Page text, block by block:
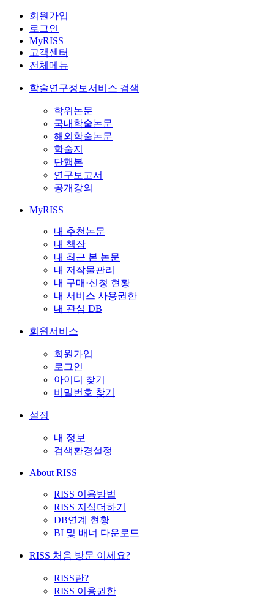
회원가입
로그인
MyRISS
고객센터
전체메뉴
학술연구정보서비스 검색
학위논문
국내학술논문
해외학술논문
학술지
단행본
연구보고서
공개강의
MyRISS
내 추천논문
내 책장
내 최근 본 논문
내 저작물관리
내 구매·신청 현황
내 서비스 사용권한
내 관심 DB
회원서비스
회원가입
로그인
아이디 찾기
비밀번호 찾기
설정
내 정보
검색환경설정
About RISS
RISS 이용방법
RISS 지식더하기
DB연계 현황
BI 및 배너 다운로드
RISS 처음 방문 이세요?
RISS란?
RISS 이용권한